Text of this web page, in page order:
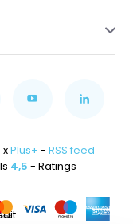
xPlus+ - RSS feed
4,5 - Ratings